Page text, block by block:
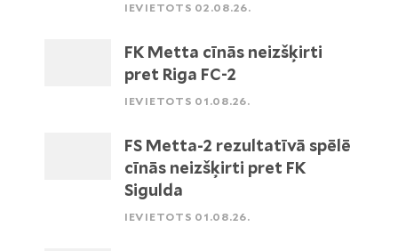
IEVIETOTS 02.08.26.
FK Metta cīnās neizšķirti
pret Riga FC-2
IEVIETOTS 01.08.26.
FS Metta-2 rezultatīvā spēlē
cīnās neizšķirti pret FK
Sigulda
IEVIETOTS 01.08.26.